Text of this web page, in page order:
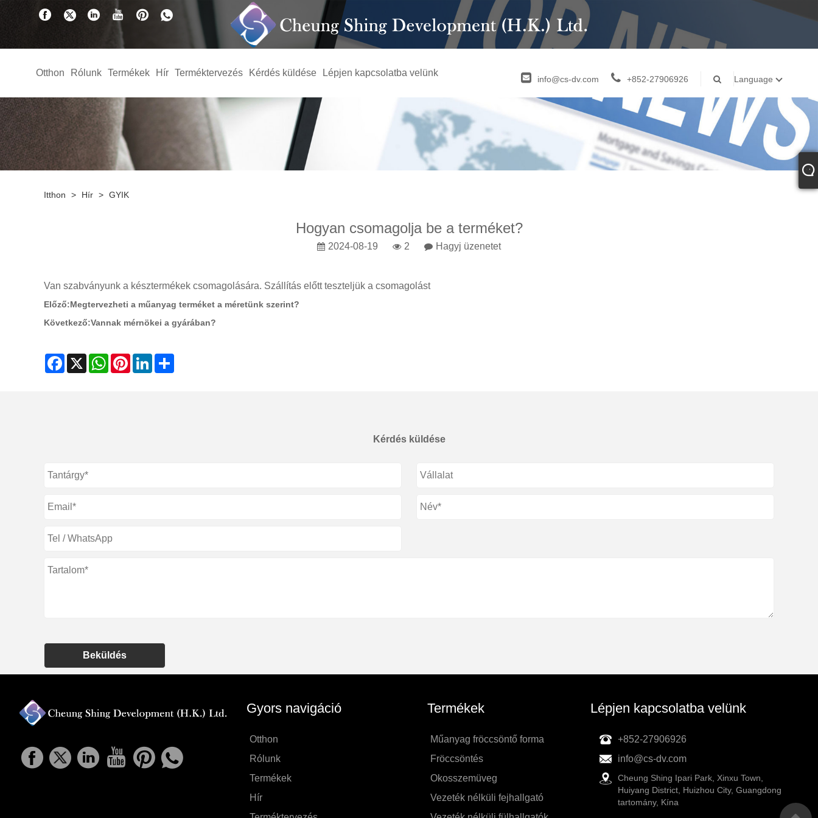
Otthon Rólunk Termékek Hír Terméktervezés Kérdés küldése Lépjen kapcsolatba velünk
info@cs-dv.com +852-27906926 Language
Itthon > Hír > GYIK
Hogyan csomagolja be a terméket?
2024-08-19 2 Hagyj üzenetet
Van szabványunk a késztermékek csomagolására. Szállítás előtt teszteljük a csomagolást
Előző:Megtervezheti a műanyag terméket a méretünk szerint?
Következő:Vannak mérnökei a gyárában?
Facebook
X WhatsAppPinterestLinkedIn
Kérdés küldése
Beküldés
Gyors navigáció
Otthon
Rólunk
Termékek
Hír
Termékek
Műanyag fröccsöntő forma
Fröccsöntés
Okosszemüveg
Vezeték nélküli fejhallgató
Lépjen kapcsolatba velünk
+852-27906926
info@cs-dv.com
Cheung Shing Ipari Park, Xinxu Town,
Huiyang District, Huizhou City, Guangdong
tartomány, Kína